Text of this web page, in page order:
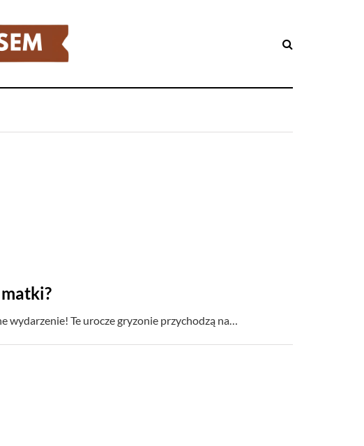
wydarzenie! Te urocze gryzonie przychodzą na…